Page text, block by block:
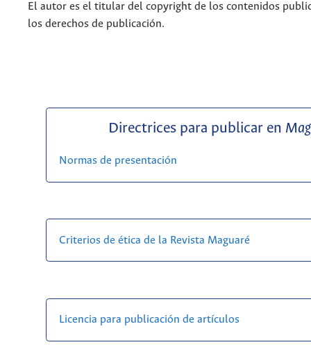
El autor es el titular del copyright de los contenidos
los derechos de publicación.
Directrices para publicar en
Normas de presentación
Criterios de ética de la Revista Maguaré
Licencia para publicación de artículos